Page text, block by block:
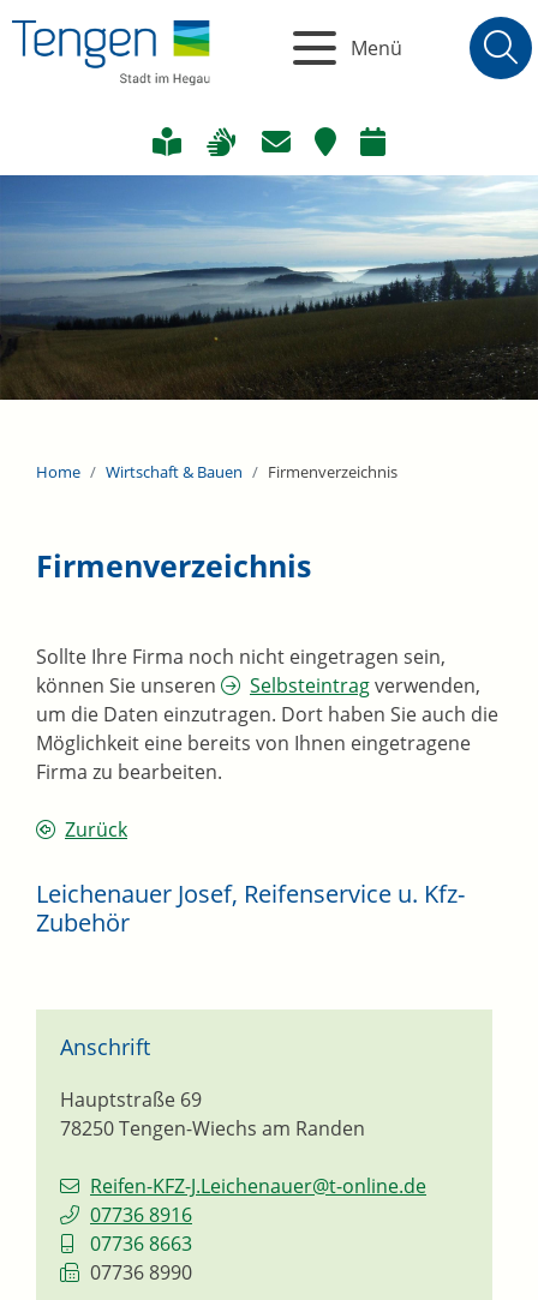
Menü
Home Wirtschaft & Bauen Firmenverzeichnis
Firmenverzeichnis
Sollte Ihre Firma noch nicht eingetragen sein,
können Sie unseren
Selbsteintragverwenden,
um die Daten einzutragen. Dort haben Sie auch die
Möglichkeit eine bereits von Ihnen eingetragene
Firma zu bearbeiten.
Zurück
Leichenauer Josef, Reifenservice u. Kfz-
Zubehör
Anschrift
Hauptstraße 69
78250Tengen-Wiechs am Randen
Reifen-KFZ-J.Leichenauer@t-online.de
07736 8916
07736 8663
07736 8990